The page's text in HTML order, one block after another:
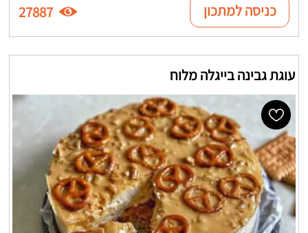
כניסה למתכון 27887
עוגת גבינה בייגלה מלוח